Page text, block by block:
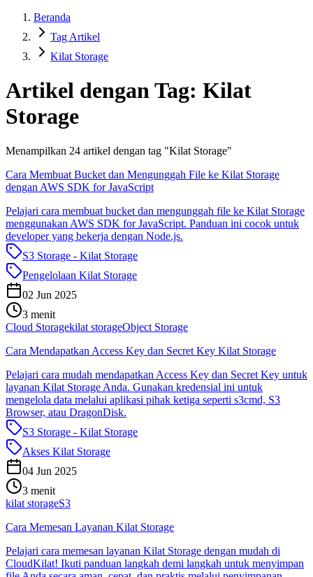
Beranda
Tag Artikel
Kilat Storage
Artikel dengan Tag: Kilat
Storage
Menampilkan 24 artikel dengan tag "Kilat Storage"
Cara Membuat Bucket dan Mengunggah File ke Kilat Storage
dengan AWS SDK for JavaScript
Pelajari cara membuat bucket dan mengunggah file ke Kilat Storage
menggunakan AWS SDK for JavaScript. Panduan ini cocok untuk
developer yang bekerja dengan Node.js.
S3 Storage - Kilat Storage
Pengelolaan Kilat Storage
02 Jun 2025
3 menit
Cloud Storagekilat storageObject Storage
Cara Mendapatkan Access Key dan Secret Key Kilat Storage
Pelajari cara mudah mendapatkan Access Key dan Secret Key untuk
layanan Kilat Storage Anda. Gunakan kredensial ini untuk
mengelola data melalui aplikasi pihak ketiga seperti s3cmd, S3
Browser, atau DragonDisk.
S3 Storage - Kilat Storage
Akses Kilat Storage
04 Jun 2025
3 menit
kilat storageS3
Cara Memesan Layanan Kilat Storage
Pelajari cara memesan layanan Kilat Storage dengan mudah di
CloudKilat! Ikuti panduan langkah demi langkah untuk menyimpan